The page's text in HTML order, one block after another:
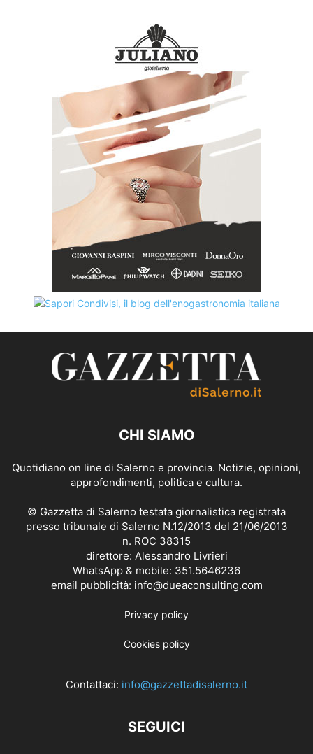
CHI SIAMO
Quotidiano on line di Salerno e provincia. Notizie, opinioni,
approfondimenti, politica e cultura.
© Gazzetta di Salerno testata giornalistica registrata
presso tribunale di Salerno N.12/2013 del 21/06/2013
n. ROC 38315
direttore: Alessandro Livrieri
WhatsApp & mobile: 351.5646236
email pubblicità: info@dueaconsulting.com
Privacy policy
Cookies policy
Contattaci: info@gazzettadisalerno.it
SEGUICI